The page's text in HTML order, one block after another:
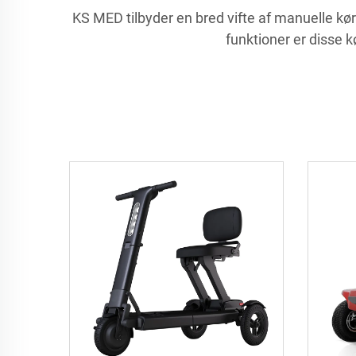
KS MED tilbyder en bred vifte af manuelle
funktioner er disse